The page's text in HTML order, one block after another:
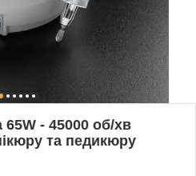
- 45000 об/хв
та педикюру